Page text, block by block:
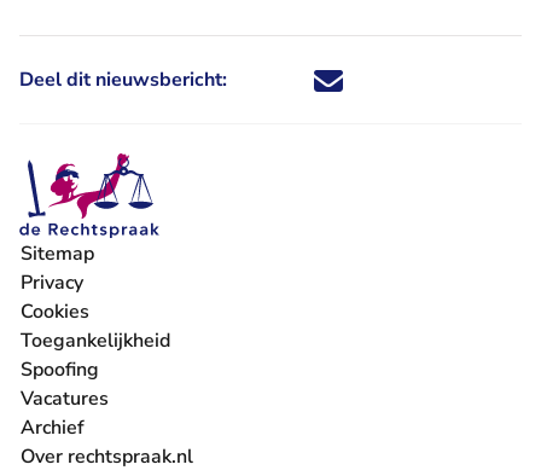
Deel dit nieuwsbericht: Deel dit nieuwsbericht via X -
Deel dit nieuwsbericht via
Deel dit nieuwsbericht
Deel dit
Sitemap
Privacy
Cookies
Toegankelijkheid
Spoofing
Vacatures
- U verlaat Rechtspraak.nl
Archief
Over rechtspraak.nl